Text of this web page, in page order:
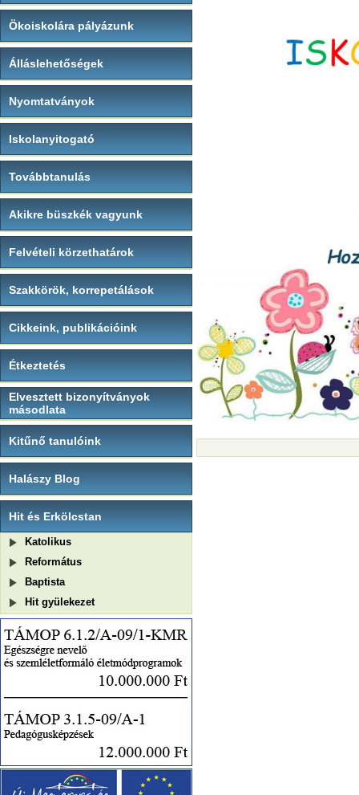
Ökoiskolára pályázunk
Álláslehetőségek
Nyomtatványok
Iskolanyitogató
Továbbtanulás
Akikre büszkék vagyunk
Felvételi körzethatárok
Szakkörök, korrepetálások
Cikkeink, publikációink
Étkeztetés
Elvesztett bizonyítványok
másodlata
Kitűnő tanulóink
Halászy Blog
Hit és Erkölcstan
Katolikus
Református
Baptista
Hit gyülekezet